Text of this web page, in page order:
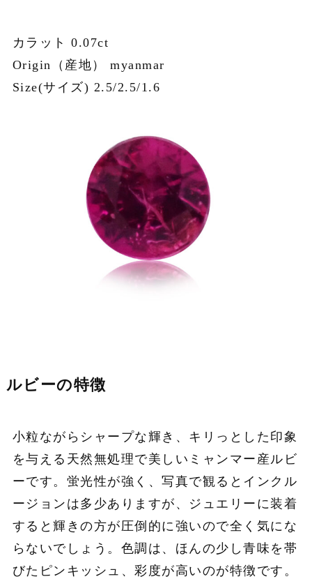
カラット 0.07ct
Origin（産地） myanmar
Size(サイズ) 2.5/2.5/1.6
ルビーの特徴
小粒ながらシャープな輝き、キリっとした印象
を与える天然無処理で美しいミャンマー産ルビ
ーです。蛍光性が強く、写真で観るとインクル
ージョンは多少ありますが、ジュエリーに装着
すると輝きの方が圧倒的に強いので全く気にな
らないでしょう。色調は、ほんの少し青味を帯
びたピンキッシュ、彩度が高いのが特徴です。